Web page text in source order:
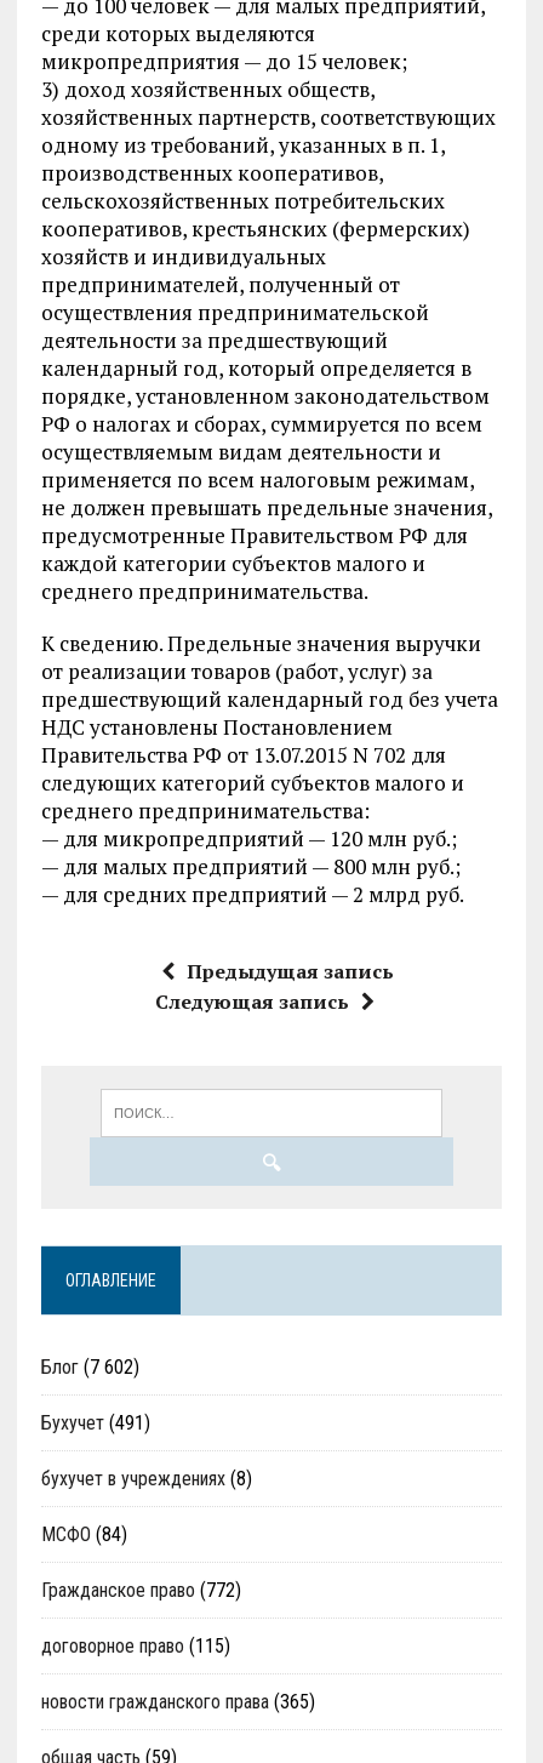
среди которых выделяются
микропредприятия — до 15 человек;
3) доход хозяйственных обществ,
хозяйственных партнерств, соответствующих
одному из требований, указанных в п. 1,
производственных кооперативов,
сельскохозяйственных потребительских
кооперативов, крестьянских (фермерских)
хозяйств и индивидуальных
предпринимателей, полученный от
осуществления предпринимательской
деятельности за предшествующий
календарный год, который определяется в
порядке, установленном законодательством
РФ о налогах и сборах, суммируется по всем
осуществляемым видам деятельности и
применяется по всем налоговым режимам,
не должен превышать предельные значения,
предусмотренные Правительством РФ для
каждой категории субъектов малого и
среднего предпринимательства.
К сведению. Предельные значения выручки
от реализации товаров (работ, услуг) за
предшествующий календарный год без учета
НДС установлены Постановлением
Правительства РФ от 13.07.2015 N 702 для
следующих категорий субъектов малого и
среднего предпринимательства:
— для микропредприятий — 120 млн руб.;
— для малых предприятий — 800 млн руб.;
— для средних предприятий — 2 млрд руб.
Предыдущая запись
Следующая запись
ОГЛАВЛЕНИЕ
Блог(7 602)
Бухучет(491)
бухучет в учреждениях(8)
МСФО (84)
Гражданское право (772)
договорное право (115)
новости гражданского права(365)
общая часть (59)